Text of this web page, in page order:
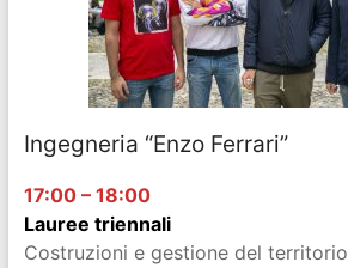
Ingegneria “Enzo Ferrari”
17:00 – 18:00
Lauree triennali
Costruzioni e gestione del territorio